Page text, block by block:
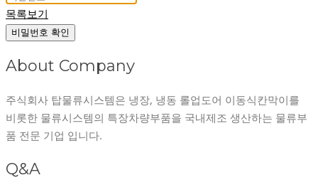
목록보기
비밀번호 확인
About Company
주식회사 탑물류시스템은 냉장, 냉동 롤업도어 이동식칸막이를
비롯한 물류시스템의 특장차량부품을 국내제조 생산하는 물류부
품 전문 기업 입니다.
Q&A